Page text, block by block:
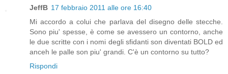
JeffB 17 febbraio 2011 alle ore 16:40
Mi accordo a colui che parlava del disegno delle stecche.
Sono piu' spesse, è come se avessero un contorno, anche
le due scritte con i nomi degli sfidanti son diventati BOLD ed
anceh le palle son piu' grandi. C'è un contorno su tutto?
Rispondi